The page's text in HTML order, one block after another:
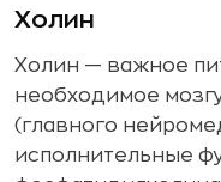
Холин
Холин — важное
необходимое
(главного
исполнительные